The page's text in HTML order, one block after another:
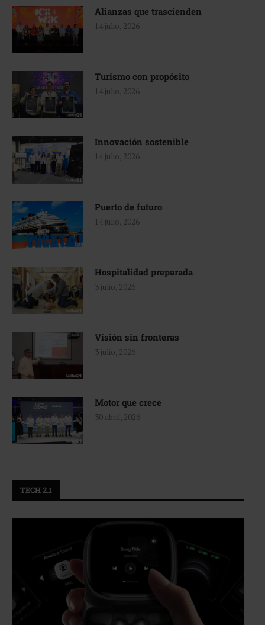
Alianzas que trascienden
14 julio, 2026
Turismo con propósito
14 julio, 2026
Innovación sostenible
14 julio, 2026
Puerto de futuro
14 julio, 2026
Hospitalidad preparada
3 julio, 2026
Visión sin fronteras
3 julio, 2026
Motor que crece
30 abril, 2026
TECH 2.1